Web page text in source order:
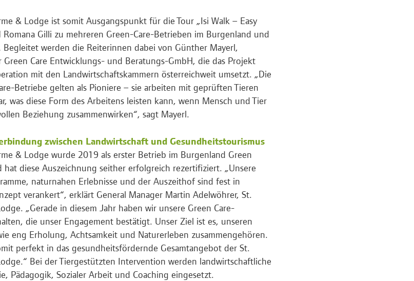
& Lodge ist somit Ausgangspunkt für die Tour „Isi Walk – Easy
Romana Gilli zu mehreren Green-Care-Betrieben im Burgenland und
werden die Reiterinnen dabei von Günther Mayerl,
Green Care Entwicklungs- und Beratungs-GmbH, die das Projekt
mit den Landwirtschaftskammern österreichweit umsetzt. „Die
Betriebe gelten als Pioniere – sie arbeiten mit geprüften Tieren
was diese Form des Arbeitens leisten kann, wenn Mensch und Tier
Beziehung zusammenwirken“, sagt Mayerl.
zwischen Landwirtschaft und Gesundheitstourismus
& Lodge wurde 2019 als erster Betrieb im Burgenland Green
hat diese Auszeichnung seither erfolgreich rezertifiziert. „Unsere
naturnahen Erlebnisse und der Auszeithof sind fest in
verankert“, erklärt General Manager Martin Adelwöhrer, St.
„Gerade in diesem Jahr haben wir unsere Green Care-
die unser Engagement bestätigt. Unser Ziel ist es, unseren
eng Erholung, Achtsamkeit und Naturerleben zusammengehören.
perfekt in das gesundheitsfördernde Gesamtangebot der St.
Bei der Tiergestützten Intervention werden landwirtschaftliche
Pädagogik, Sozialer Arbeit und Coaching eingesetzt.